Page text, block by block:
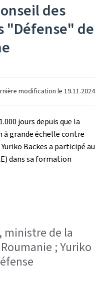
des
"Défense" de
modification le 19.11.2024
jours depuis que la
à grande échelle contre
Backes a participé au
dans sa formation
ministre de la
; Yuriko